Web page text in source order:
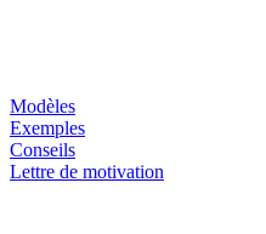
Modèles
Exemples
Conseils
Lettre de motivation